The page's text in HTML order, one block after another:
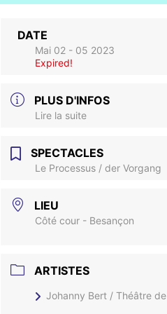
DATE
Mai 02 - 05 2023
Expired!
PLUS D'INFOS
Lire la suite
SPECTACLES
Le Processus / der Vorgang
LIEU
Côté cour - Besançon
ARTISTES
Johanny Bert / Théâtre de